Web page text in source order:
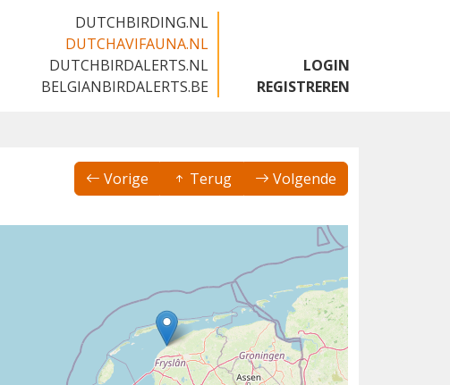
DUTCHBIRDING.NL
DUTCHAVIFAUNA.NL
DUTCHBIRDALERTS.NL
BELGIANBIRDALERTS.BE
LOGIN
REGISTREREN
Vorige Terug Volgende